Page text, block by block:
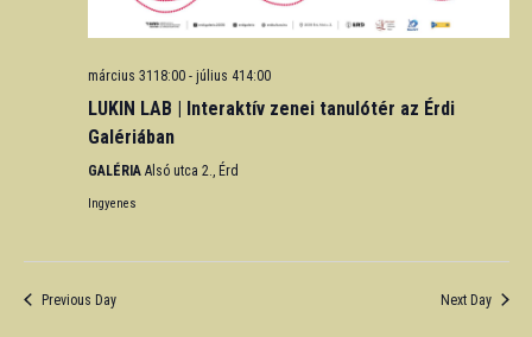
március 3118:00- július 414:00
LUKIN LAB | Interaktív zenei tanulótér az Érdi
Galériában
GALÉRIA Alsó utca 2., Érd
Ingyenes
Previous Day Next Day